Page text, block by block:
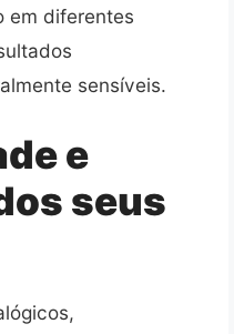
em diferentes
sensíveis.
e
seus